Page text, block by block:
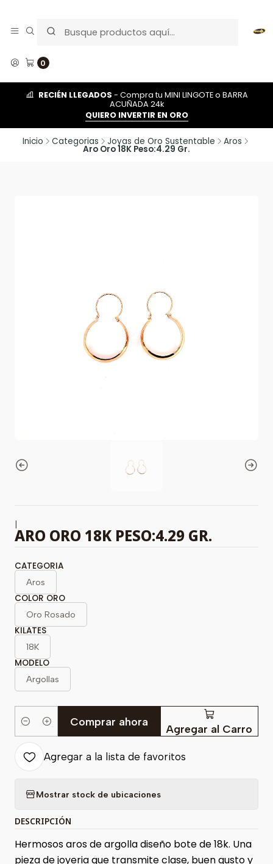
0
RECIÉN LLEGADOS - Compra tu MINI LINGOTE o BARRA
ACUÑADA 24k
QUIERO INVERTIR EN ORO
Inicio Categorias Joyas de Oro Sustentable Aros
Aro Oro 18K Peso:4.29 Gr.
|
ARO ORO 18K PESO:4.29 GR.
CATEGORIA
Aros
COLOR ORO
Oro Rosado
KILATES
18K
MODELO
Argollas
Cantidad Agregar al Carro
Comprar ahora
Agregar a la lista de favoritos
Mostrar stock de ubicaciones
DESCRIPCIÓN
Hermosos aros de argolla diseño bote de 18k. Una
pieza de joyeria que transmite clase, buen gusto y